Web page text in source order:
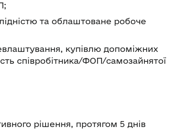
та облаштоване робоче
купівлю допоміжних
співробітника/ФОП/самозайнятої
рішення, протягом 5 днів